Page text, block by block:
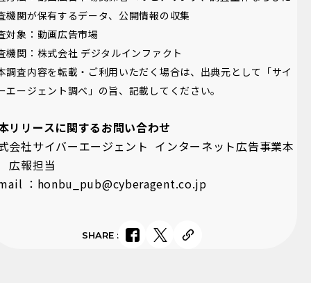
機関が保有するデータ、公開情報の収集
対象：動画広告市場
機関：株式会社 デジタルインファクト
査内容を転載・ご利用いただく場合は、出典元として「サイ
エージェント調べ」の旨、記載してください。
リリースに関するお問い合わせ
会社サイバーエージェント インターネット広告事業本
報担当
：honbu_pub@cyberagent.co.jp
SHARE: